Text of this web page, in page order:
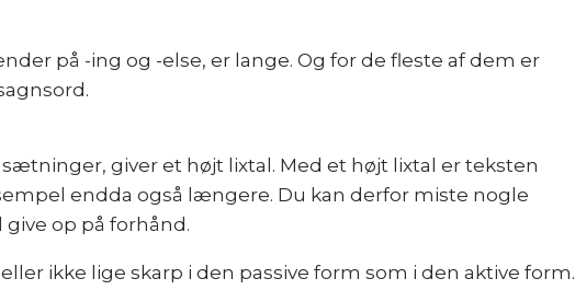
på -ing og -else, er lange. Og for de fleste af dem er
giver et højt lixtal. Med et højt lixtal er teksten
endda også længere. Du kan derfor miste nogle
op på forhånd.
ikke lige skarp i den passive form som i den aktive form.